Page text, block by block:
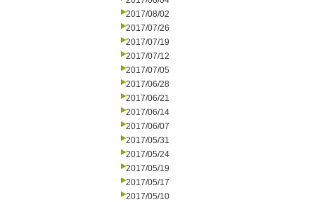
2017/08/02
2017/07/26
2017/07/19
2017/07/12
2017/07/05
2017/06/28
2017/06/21
2017/06/14
2017/06/07
2017/05/31
2017/05/24
2017/05/19
2017/05/17
2017/05/10